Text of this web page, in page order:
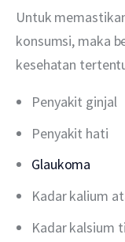
Untuk
konsumsi, maka
kesehatan
Penyakit ginjal
Penyakit hati
Glaukoma
Kadar kalium
Kadar kalsium